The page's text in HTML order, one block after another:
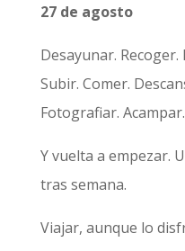
27 de agosto
Desayunar. Recoger.
Subir. Comer.
Fotografiar.
Y vuelta a empezar.
tras semana.
Viajar, aunque lo